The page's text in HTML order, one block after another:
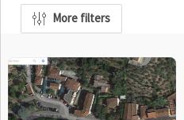
More filters